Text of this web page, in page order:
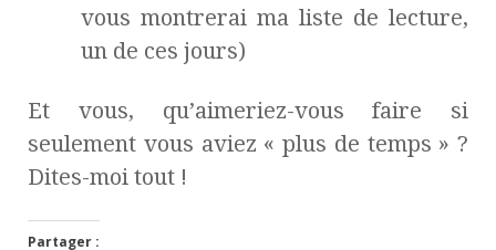
vous montrerai ma liste de lecture,
un de ces jours)
Et vous, qu’aimeriez-vous faire si
seulement vous aviez « plus de temps » ?
Dites-moi tout !
Partager :